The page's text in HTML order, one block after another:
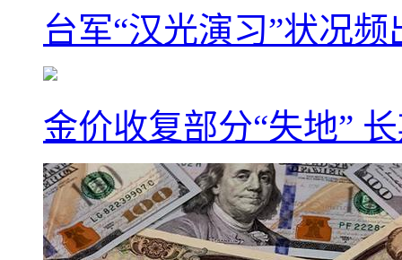
台军“汉光演习”状况
金价收复部分“失地”